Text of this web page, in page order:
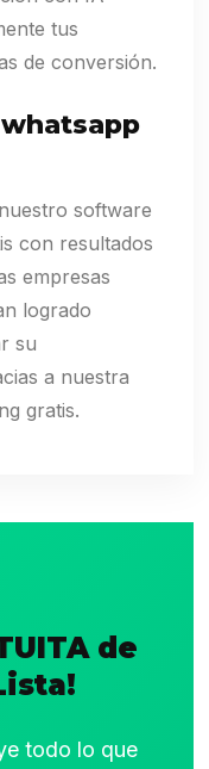
tus
de conversión.
software
con resultados
empresas
logrado
su
a nuestra
gratis.
de
todo lo que